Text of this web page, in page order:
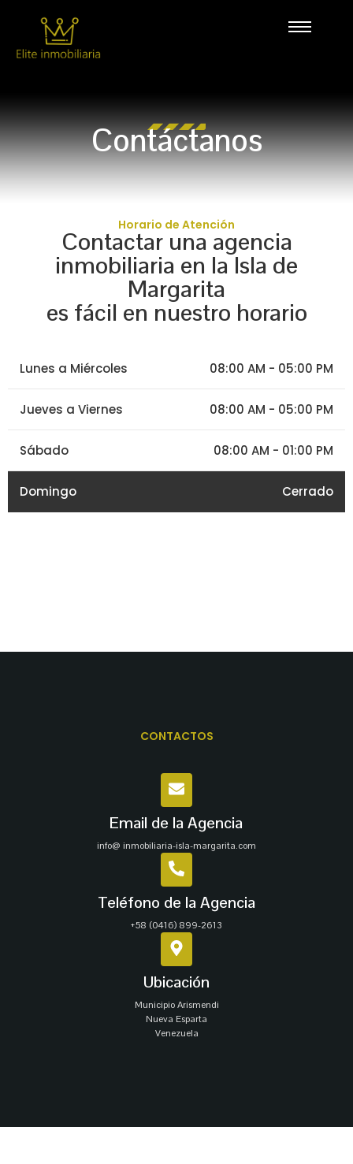
Contáctanos
Horario de Atención
Contactar una agencia
inmobiliaria en la Isla de
Margarita
es fácil en nuestro horario
Lunes a Miércoles 08:00 AM - 05:00 PM
Jueves a Viernes 08:00 AM - 05:00 PM
Sábado 08:00 AM - 01:00 PM
Domingo Cerrado
CONTACTOS
Email de la Agencia
info@ inmobiliaria-isla-margarita.com
Teléfono de la Agencia
+58 (0416) 899-2613
Ubicación
Municipio Arismendi
Nueva Esparta
Venezuela